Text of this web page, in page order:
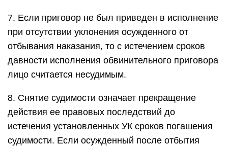
7. Если приговор не был приведен в исполнение
при отсутствии уклонения осужденного от
отбывания наказания, то с истечением сроков
давности исполнения обвинительного приговора
лицо считается несудимым.
8. Снятие судимости означает прекращение
действия ее правовых последствий до
истечения установленных УК сроков погашения
судимости. Если осужденный после отбытия